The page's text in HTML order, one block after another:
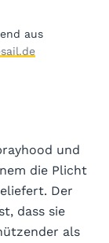
aus
und
die Plicht
Der
dass sie
als